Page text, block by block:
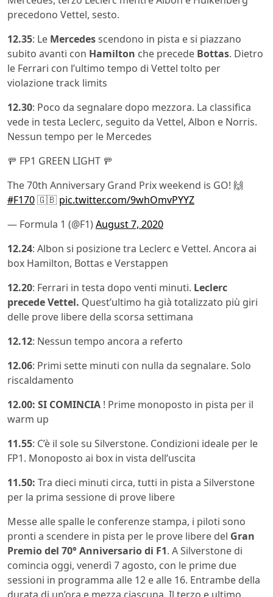
precedono Vettel, sesto.
12.35: Le Mercedesscendono in pista e si piazzano
subito avanti con Hamilton che precede Bottas. Dietro
le Ferrari con l’ultimo tempo di Vettel tolto per
violazione track limits
12.30: Poco da segnalare dopo mezzora. La classifica
vede in testa Leclerc, seguito da Vettel, Albon e Norris.
Nessun tempo per le Mercedes
🚥 FP1 GREEN LIGHT 🚥
The 70th Anniversary Grand Prix weekend is GO! 🙌
#F170🇬🇧 pic.twitter.com/9whOmvPYYZ
— Formula 1 (@F1)August 7, 2020
12.24: Albon si posizione tra Leclerc e Vettel. Ancora ai
box Hamilton, Bottas e Verstappen
12.20: Ferrari in testa dopo venti minuti. Leclerc
precede Vettel. Quest’ultimo ha già totalizzato più giri
delle prove libere della scorsa settimana
12.12: Nessun tempo ancora a referto
12.06: Primi sette minuti con nulla da segnalare. Solo
riscaldamento
12.00: SI COMINCIA ! Prime monoposto in pista per il
warm up
11.55: C’è il sole su Silverstone. Condizioni ideale per le
FP1. Monoposto ai box in vista dell’uscita
11.50: Tra dieci minuti circa, tutti in pista a Silverstone
per la prima sessione di prove libere
Messe alle spalle le conferenze stampa, i piloti sono
pronti a scendere in pista per le prove libere del Gran
Premio del 70° Anniversario di F1. A Silverstone di
comincia oggi, venerdì 7 agosto, con le prime due
sessioni in programma alle 12 e alle 16. Entrambe della